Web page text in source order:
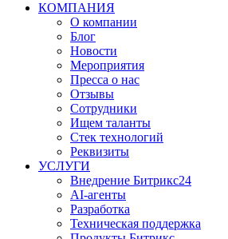
КОМПАНИЯ
О компании
Блог
Новости
Мероприятия
Пресса о нас
Отзывы
Сотрудники
Ищем таланты
Стек технологий
Реквизиты
УСЛУГИ
Внедрение Битрикс24
AI-агенты
Разработка
Техническая поддержка